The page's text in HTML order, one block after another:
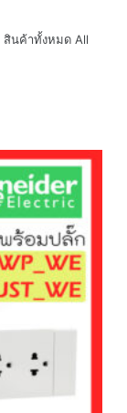
สินค้าทั้งหมด All